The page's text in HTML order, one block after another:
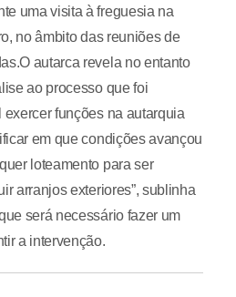
uma visita à freguesia na
no âmbito das reuniões de
autarca revela no entanto
ao processo que foi
funções na autarquia
em que condições avançou
loteamento para ser
arranjos exteriores”, sublinha
será necessário fazer um
a intervenção.